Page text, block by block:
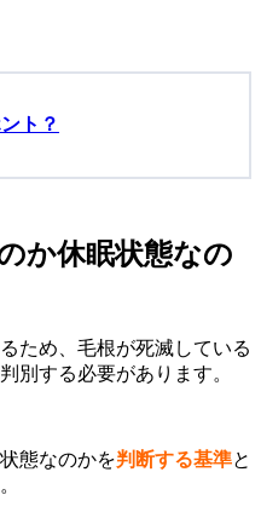
ト？
か休眠状態なの
ため、毛根が死滅している
別する必要があります。
態なのかを判断する基準と